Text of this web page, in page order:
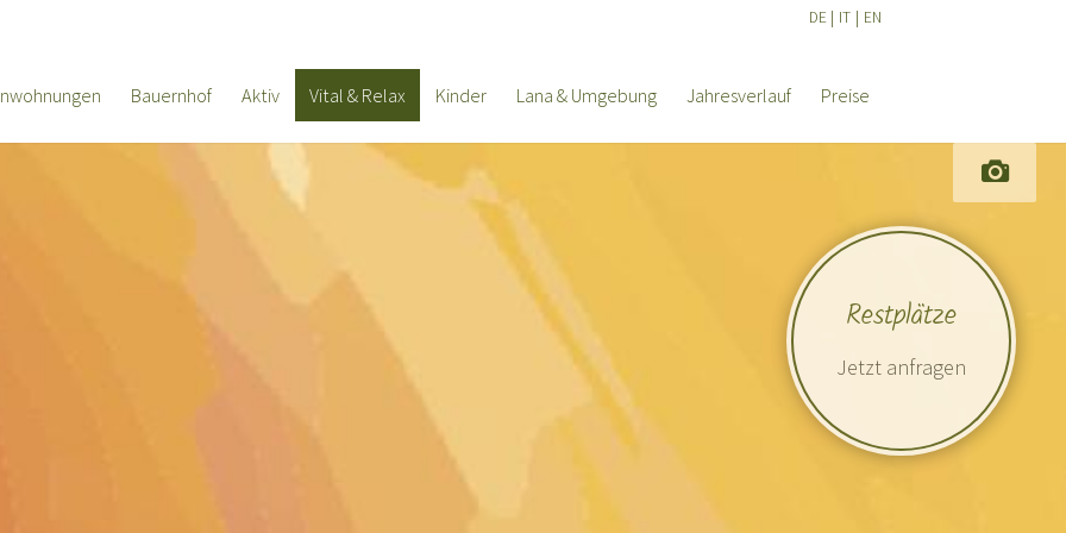
DE | IT | EN
Bauernhof Aktiv Vital & Relax Kinder Lana & Umgebung Jahresverlauf Preise
Restplätze
Jetzt anfragen